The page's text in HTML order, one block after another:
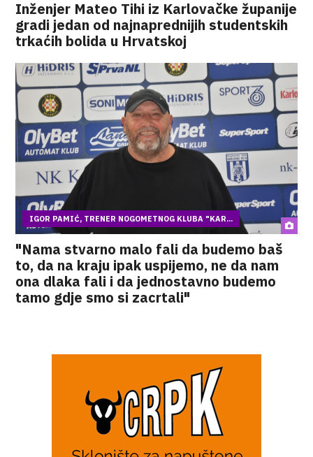
Inženjer Mateo Tihi iz Karlovačke županije
gradi jedan od najnaprednijih studentskih
trkaćih bolida u Hrvatskoj
IGOR PAMIĆ, TRENER NOGOMETNOG KLUBA "KAR...
"Nama stvarno malo fali da budemo baš
to, da na kraju ipak uspijemo, ne da nam
ona dlaka fali i da jednostavno budemo
tamo gdje smo si zacrtali"